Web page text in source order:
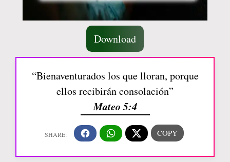
Download
“Bienaventurados los que lloran, porque
ellos recibirán consolación”
Mateo 5:4